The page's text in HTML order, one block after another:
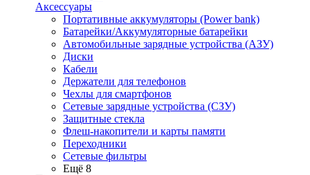
Аксессуары
Портативные аккумуляторы (Power bank)
Батарейки/Аккумуляторные батарейки
Автомобильные зарядные устройства (АЗУ)
Диски
Кабели
Держатели для телефонов
Чехлы для смартфонов
Сетевые зарядные устройства (СЗУ)
Защитные стекла
Флеш-накопители и карты памяти
Переходники
Сетевые фильтры
Ещё 8